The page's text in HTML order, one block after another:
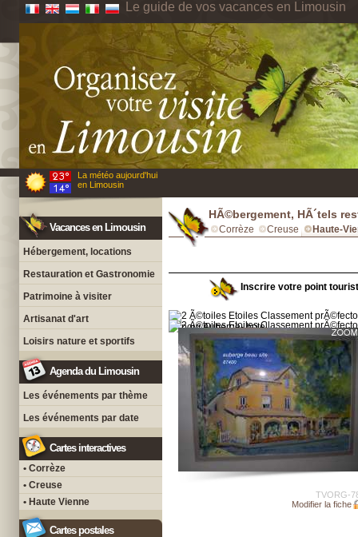
Le guide de vos vacances en Limousin
La météo aujourd'hui
en Limousin
Vacances en Limousin
Hébergement, locations
Restauration et Gastronomie
Patrimoine à visiter
Artisanat d'art
Loisirs nature et sportifs
Agenda du Limousin
Les événements par thème
Les événements par date
Cartes interactives
• Corrèze
• Creuse
• Haute Vienne
Cartes postales
HÃ©bergement, HÃ´tels
Corrèze Creuse Haute-
Inscrire votre point
TVORG-
Modifier la fiche